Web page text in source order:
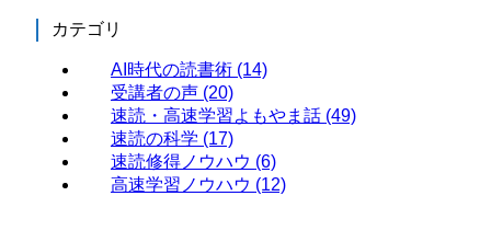
カテゴリ
AI時代の読書術 (14)
受講者の声 (20)
速読・高速学習よもやま話 (49)
速読の科学 (17)
速読修得ノウハウ (6)
高速学習ノウハウ (12)